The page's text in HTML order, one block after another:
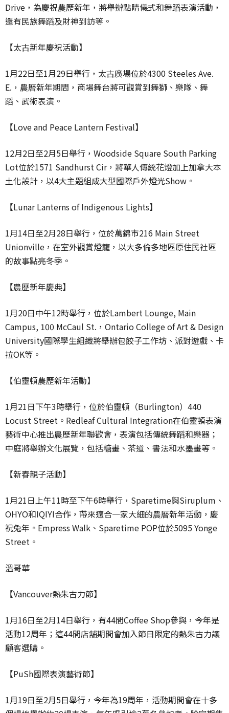
Drive，為慶祝農歷新年，將舉辦點睛儀式和舞蹈表演活動，
還有民族舞蹈及財神到訪等。
【太古新年慶祝活動】
1月22日至1月29日舉行，太古廣場位於4300 Steeles Ave.
E.，農曆新年期間，商場舞台將可觀賞到舞獅、樂隊、舞
蹈、武術表演。
【Love and Peace Lantern Festival】
12月2日至2月5日舉行，Woodside Square South Parking
Lot位於1571 Sandhurst Cir，將華人傳統花燈加上加拿大本
土化設計，以4大主題組成大型國際戶外燈光Show。
【Lunar Lanterns of Indigenous Lights】
1月14日至2月28日舉行，位於萬錦市216 Main Street
Unionville，在室外觀賞燈籠，以大多倫多地區原住民社區
的故事點亮冬季。
【農歷新年慶典】
1月20日中午12時舉行，位於Lambert Lounge, Main
Campus, 100 McCaul St.，Ontario College of Art & Design
University國際學生組織將舉辦包餃子工作坊、派對遊戲、卡
拉OK等。
【伯靈頓農歷新年活動】
1月21日下午3時舉行，位於伯靈頓（Burlington）440
Locust Street。Redleaf Cultural Integration在伯靈頓表演
藝術中心推出農歷新年聯歡會，表演包括傳統舞蹈和樂器；
中庭將舉辦文化展覽，包括糖畫、茶道、書法和水墨畫等。
【新春親子活動】
1月21日上午11時至下午6時舉行，Sparetime與Siruplum、
OHYO和IQIYI合作，帶來適合一家大細的農曆新年活動，慶
祝兔年。Empress Walk、Sparetime POP位於5095 Yonge
Street。
溫哥華
【Vancouver熱朱古力節】
1月16日至2月14日舉行，有44間Coffee Shop參與，今年是
活動12周年；這44間店舖期間會加入節日限定的熱朱古力讓
顧客選購。
【PuSh國際表演藝術節】
1月19日至2月5日舉行，今年為19周年，活動期間會在十多